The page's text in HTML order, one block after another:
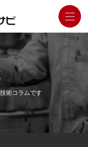
術コラムです